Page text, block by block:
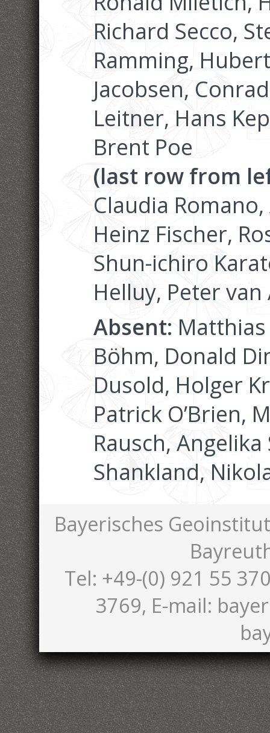
Richard Secco,
Ramming,
Jacobsen,
Leitner, Hans
Brent Poe
(last row from
Claudia
Heinz Fischer,
Shun-ichiro
Helluy, Peter van
Absent:
Böhm, Donald
Dusold, Holger
Patrick O’Brien,
Rausch,
Shankland,
Bayerisches
Tel: +49-(0) 921 55
3769, E-mail: